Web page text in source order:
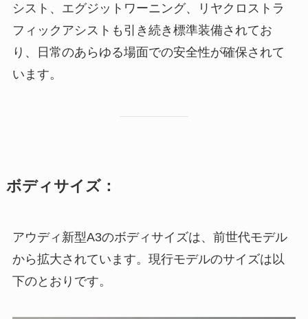
シスト、エグジットワーニング、リヤクロストラ
フィックアシストも引き続き標準装備されてお
り、日常のあらゆる場面での安全性が確保されて
います。
ボディサイズ：
アウディ新型A3のボディサイズは、前世代モデル
から拡大されています。現行モデルのサイズは以
下のとおりです。